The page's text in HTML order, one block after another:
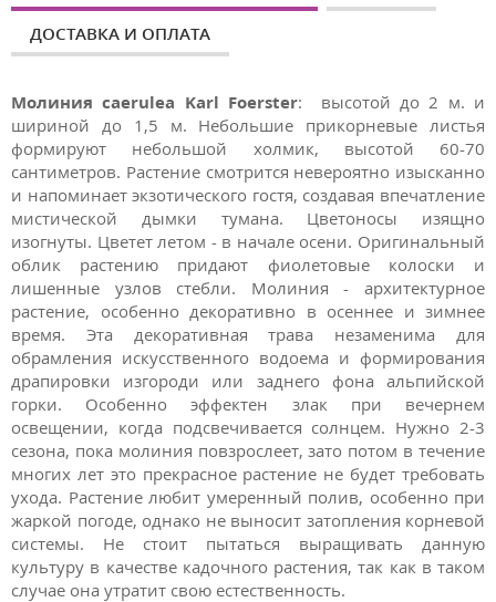
ДОСТАВКА И ОПЛАТА
Молиния caerulea Karl Foerster:
высотой до 2 м. и
шириной до 1,5 м. Небольшие прикорневые листья
формируют небольшой холмик, высотой 60-70
сантиметров. Растение смотрится невероятно изысканно
и напоминает экзотического гостя, создавая впечатление
мистической дымки тумана. Цветоносы изящно
изогнуты. Цветет летом - в начале осени. Оригинальный
облик растению придают фиолетовые колоски и
лишенные узлов стебли. Молиния - архитектурное
растение, особенно декоративно в осеннее и зимнее
время. Эта декоративная трава незаменима для
обрамления искусственного водоема и формирования
драпировки изгороди или заднего фона альпийской
горки. Особенно эффектен злак при вечернем
освещении, когда подсвечивается солнцем. Нужно 2-3
сезона, пока молиния повзрослеет, зато потом в течение
многих лет это прекрасное растение не будет требовать
ухода. Растение любит умеренный полив, особенно при
жаркой погоде, однако не выносит затопления корневой
системы. Не стоит пытаться выращивать данную
культуру в качестве кадочного растения, так как в таком
случае она утратит свою естественность.